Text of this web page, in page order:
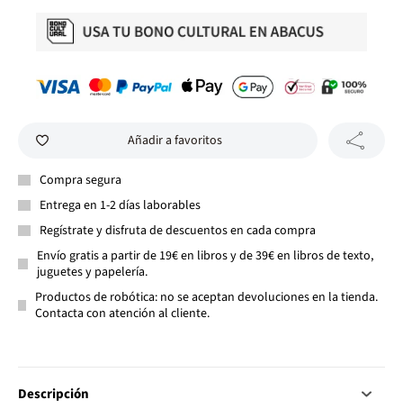
Añadir a favoritos
Compra segura
Entrega en 1-2 días laborables
Regístrate y disfruta de descuentos en cada compra
Envío gratis a partir de 19€ en libros y de 39€ en libros de texto,
juguetes y papelería.
Productos de robótica: no se aceptan devoluciones en la tienda.
Contacta con atención al cliente.
Descripción